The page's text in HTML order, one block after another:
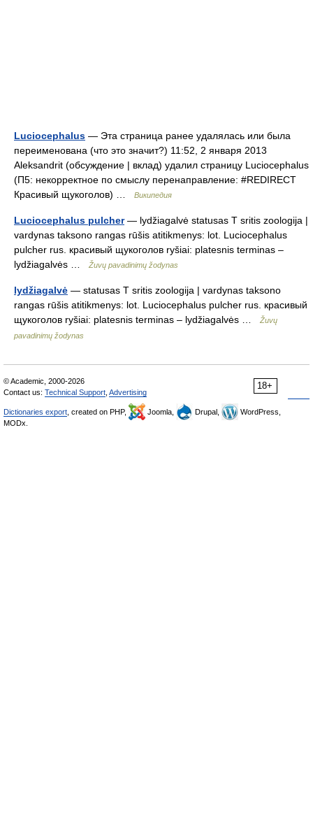
Luciocephalus — Эта страница ранее удалялась или была
переименована (что это значит?) 11:52, 2 января 2013
Aleksandrit (обсуждение | вклад) удалил страницу Luciocephalus
(П5: некорректное по смыслу перенаправление: ‎#REDIRECT
Красивый щукоголов) …
Википедия
Luciocephalus pulcher— lydžiagalvė statusas T sritis zoologija |
vardynas taksono rangas rūšis atitikmenys: lot. Luciocephalus
pulcher rus. красивый щукоголов ryšiai: platesnis terminas –
lydžiagalvės …
Žuvų pavadinimų žodynas
lydžiagalvė — statusas T sritis zoologija | vardynas taksono
rangas rūšis atitikmenys: lot. Luciocephalus pulcher rus. красивый
щукоголов ryšiai: platesnis terminas – lydžiagalvės …
Žuvų
pavadinimų žodynas
18+
© Academic, 2000-2026
Contact us: Technical Support Advertising
Dictionaries export , created on PHP, Joomla, Drupal,
WordPress,
MODx.